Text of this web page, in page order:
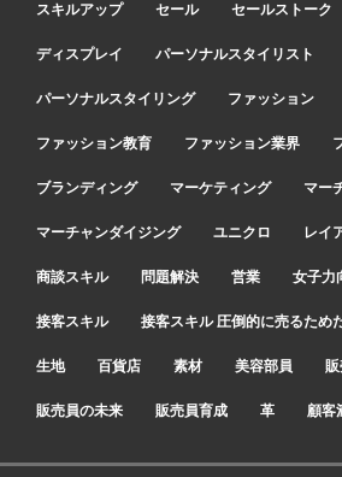
スキルアップ セール セールストーク
ディスプレイ パーソナルスタイリスト
パーソナルスタイリング ファッション
ファッション教育 ファッション業界
ブランディング マーケティング マー
マーチャンダイジング ユニクロ レイ
商談スキル 問題解決 営業 女子力
接客スキル 接客スキル 圧倒的に売るため
生地 百貨店 素材 美容部員
販売員の未来 販売員育成 革 顧客